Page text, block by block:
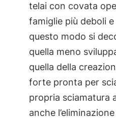
telai con covata
famiglie più deboli
questo modo si
quella meno
quella della
forte pronta per
propria sciamatura
anche